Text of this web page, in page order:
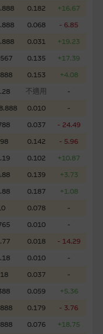
0.182
+16.67
0.068
- 6.85
0.031
+19.23
0.135
+17.39
0.153
+4.08
不適用
-
0.010
-
0.037
- 24.49
0.142
- 5.96
0.102
+10.87
0.139
+3.73
0.187
+1.08
0.078
-
0.010
-
0.018
- 14.29
0.010
-
0.037
-
0.059
+5.36
0.179
- 3.76
0.076
+18.75
讀載于
結構性產品的詳情及
之專業意見。牛熊證
可能為零。
站的連結。此等連結
及機構的資訊。麥格
服務，均無任何操控
行向本網站述及或連
連結，不應視為該第
集團並非授權網站瀏
三者的產品。閣下使
等軟件的使用，可能